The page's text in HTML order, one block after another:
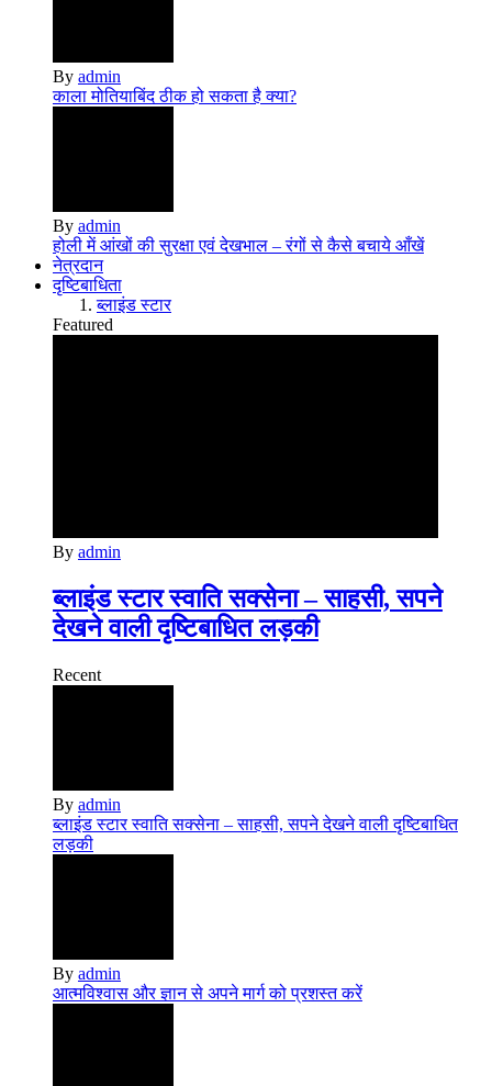
By admin
काला मोतियाबिंद ठीक हो सकता है क्या?
By admin
होली में आंखों की सुरक्षा एवं देखभाल – रंगों से कैसे बचाये आँखें
नेत्रदान
दृष्टिबाधिता
ब्लाइंड स्टार
Featured
By admin
ब्लाइंड स्टार स्वाति सक्सेना – साहसी, सपने
देखने वाली दृष्टिबाधित लड़की
Recent
By admin
ब्लाइंड स्टार स्वाति सक्सेना – साहसी, सपने देखने वाली दृष्टिबाधित
लड़की
By admin
आत्मविश्वास और ज्ञान से अपने मार्ग को प्रशस्त करें